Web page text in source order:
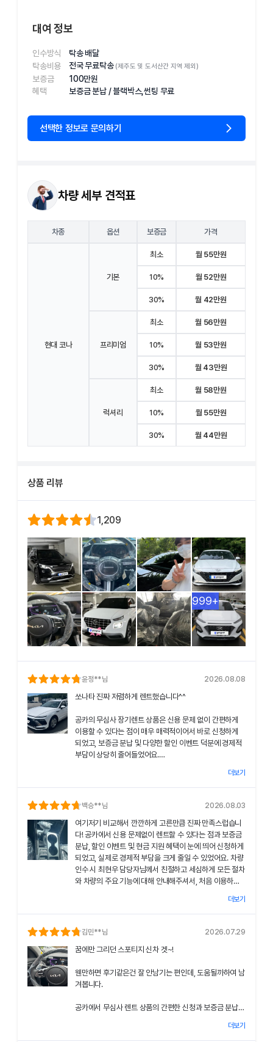
대여 정보
인수방식
탁송 배달
탁송비용
전국 무료탁송 (제주도 및 도서산간 지역 제외)
보증금 100만원
혜택
보증금 분납 / 블랙박스,썬팅 무료
선택한 정보로 문의하기
차량 세부 견적표
차종 옵션 보증금 가격
현대 코나
기본
최소 월 55만원
10% 월 52만원
30% 월 42만원
프리미엄
최소 월 56만원
10% 월 53만원
30% 월 43만원
럭셔리
최소 월 58만원
10% 월 55만원
30% 월 44만원
상품 리뷰
1,209
999+
윤정**님 2026.08.08
쏘나타 진짜 저렴하게 렌트했습니다^^
공카의 무심사 장기렌트 상품은 신용 문제 없이 간편하게
이용할 수 있다는 점이 매우 매력적이어서 바로 신청하게
되었고, 보증금 분납 및 다양한 할인 이벤트 덕분에 경제적
부담이 상당히 줄어들었어요.
차량 인수 시 장민혁 담당자님께서 친절하고 꼼꼼하게 신차
의 상태와 각종 기능에 대해 설명해주셔서, 처음 이용하는
분들도 부담 없이 서비스를 체험할 수 있었어요.
공카의 본부 직거래 시스템으로 중간 마진 없이 합리적인
렌트료를 제공받았고, 즉시 출고되는 신차 덕분에 긴급 상
황에서도 차질 없이 차량을 이용할 수 있었던 점이 특히 인
상 깊었어요.
쏘나타의 세련된 디자인과 최신 편의 기능, 그리고 안전 장
치에 대한 세심한 관리가 직접 눈으로 확인되면서 전체적인
다시 이용하고 싶은 강력한 동기가 되었어요.
돋보여 제게 잊지 못할 기억으로 남았으며, 이 만족스러운
더보기
백승**님 2026.08.03
여기저기 비교해서 깐깐하게 고른만큼 진짜 만족스럽습니
다! 공카에서 신용 문제없이 렌트할 수 있다는 점과 보증금
분납, 할인 이벤트 및 현금 지원 혜택이 눈에 띄어 신청하게
되었고, 실제로 경제적 부담을 크게 줄일 수 있었어요. 차량
인수 시 최현우 담당자님께서 친절하고 세심하게 모든 절차
와 차량의 주요 기능에 대해 안내해주셔서, 처음 이용하는
공카의 본부 직거래 시스템 덕분에 렌트료가 매우 합리적으
로 책정되었고, 필요할 때마다 즉시 출고되는 신차 시스템
은 제 일정에 맞춰 안정적으로 차량을 이용할 수 있도록 도
와주었어요.
쏘나타의 우아한 디자인과 최신 편의 기능, 그리고 안전장
치에 대한 상세한 설명은 제 기대 이상이었으며, 전 과정에
어요.
더보기
김민**님 2026.07.29
꿈에만 그리던 스포티지 신차 겟~!
웬만하면 후기같은건 잘 안남기는 편인데, 도움될까하여 남
겨봅니다.
공카에서 무심사 렌트 상품의 간편한 신청과 보증금 분납,
더보기